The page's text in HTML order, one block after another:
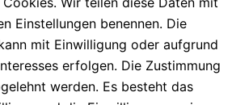
Einstellungen benennen. Die
mit Einwilligung oder aufgrund
erfolgen. Die Zustimmung
werden. Es besteht das
&
&